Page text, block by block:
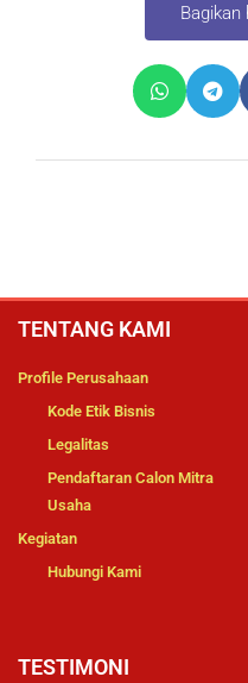
Bagikan
TENTANG KAMI
Profile Perusahaan
Kode Etik Bisnis
Legalitas
Pendaftaran Calon Mitra
Usaha
Kegiatan
Hubungi Kami
TESTIMONI